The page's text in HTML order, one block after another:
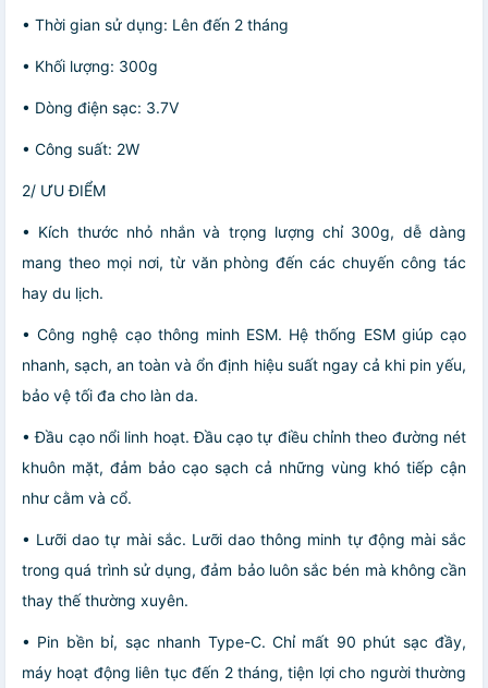
• Thời gian sử dụng: Lên đến 2 tháng
• Khối lượng: 300g
• Dòng điện sạc: 3.7V
• Công suất: 2W
2/ ƯU ĐIỂM
• Kích thước nhỏ nhắn và trọng lượng chỉ 300g, dễ dàng
mang theo mọi nơi, từ văn phòng đến các chuyến công tác
hay du lịch.
• Công nghệ cạo thông minh ESM. Hệ thống ESM giúp cạo
nhanh, sạch, an toàn và ổn định hiệu suất ngay cả khi pin yếu,
bảo vệ tối đa cho làn da.
• Đầu cạo nổi linh hoạt. Đầu cạo tự điều chỉnh theo đường nét
khuôn mặt, đảm bảo cạo sạch cả những vùng khó tiếp cận
như cằm và cổ.
• Lưỡi dao tự mài sắc. Lưỡi dao thông minh tự động mài sắc
trong quá trình sử dụng, đảm bảo luôn sắc bén mà không cần
thay thế thường xuyên.
• Pin bền bỉ, sạc nhanh Type-C. Chỉ mất 90 phút sạc đầy,
máy hoạt động liên tục đến 2 tháng, tiện lợi cho người thường